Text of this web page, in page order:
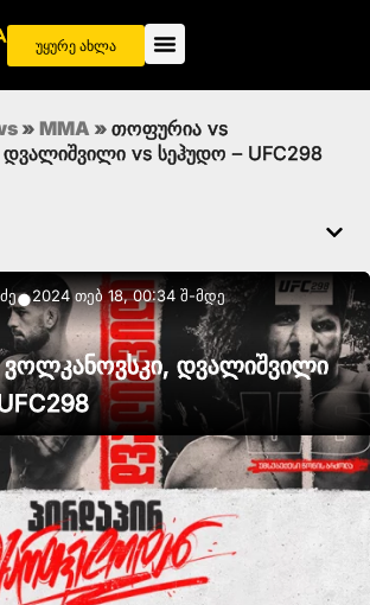
უყურე ახლა
» MMA » თოფურია vs
vs სეჰუდო – UFC298
●2024 თებ 18, 00:34 შ-მდე
დვალიშვილი